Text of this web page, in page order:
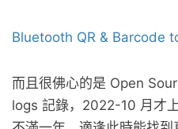
Bluetooth QR & Barcode
而且很佛心的是 Open
logs 記錄，2022-10 月才